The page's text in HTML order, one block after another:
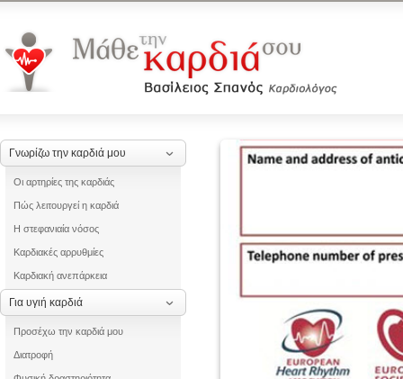
Γνωρίζω την καρδιά μου
Οι αρτηρίες της καρδιάς
Πώς λειτουργεί η καρδιά
Η στεφανιαία νόσος
Καρδιακές αρρυθμίες
Καρδιακή ανεπάρκεια
Για υγιή καρδιά
Προσέχω την καρδιά μου
Διατροφή